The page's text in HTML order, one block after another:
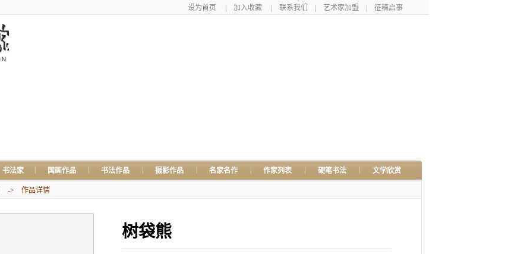
设为首页 加入收藏 联系我们 艺术家加盟 征稿启事
书法家 国画作品 书法作品 摄影作品 名家名作 作家列表 硬笔书法 文学欣赏
-> 作品详情
树袋熊